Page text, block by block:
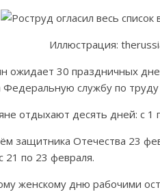
Иллюстрация:
ожидает 30 праздничных
Федеральную службу по
отдыхают десять дней: с 1
защитника Отечества 23
по 23 февраля.
женскому дню рабочими